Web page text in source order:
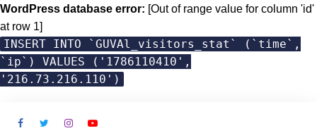
WordPress database error: [Out of range value for column 'id'
at row 1]
INSERT INTO `GUVAl_visitors_stat` (`time`,
`ip`) VALUES ('1786110410',
'216.73.216.110')